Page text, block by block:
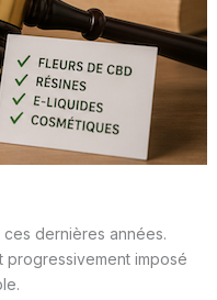
dernières années.
progressivement imposé